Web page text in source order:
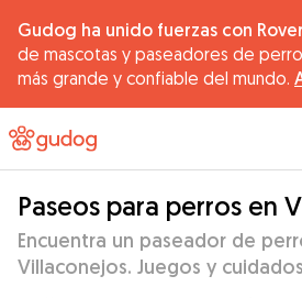
Gudog ha unido fuerzas con
de mascotas y paseadores de
más grande y confiable del mundo.
Paseos para perros en
Encuentra un paseador de
Villaconejos. Juegos y